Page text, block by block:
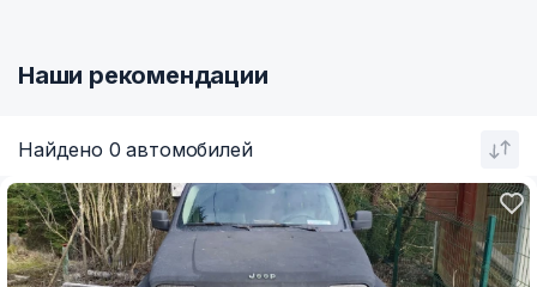
Найдено 0 автомобилей
Наши рекомендации